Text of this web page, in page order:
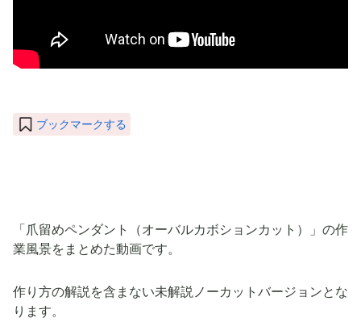
ブックマークする
「爪留めペンダント（オーバルカボションカット）」の作
業風景をまとめた動画です。
作り方の解説を含まない未解説ノーカットバージョンとな
ります。